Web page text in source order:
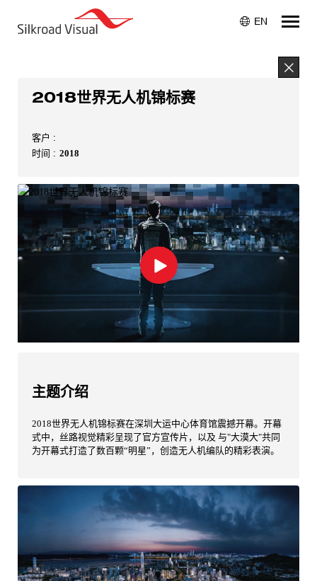
EN
2018世界无人机锦标赛
客户 :
时间 : 2018
主题介绍
2018世界无人机锦标赛在深圳大运中心体育馆震撼开幕。开幕
式中，丝路视觉精彩呈现了官方宣传片，以及 与"大漠大"共同
为开幕式打造了数百颗“明星”，创造无人机编队的精彩表演。